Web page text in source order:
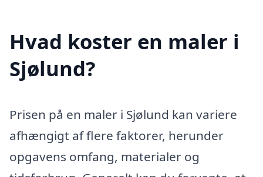
Hvad koster en maler i
Sjølund?
Prisen på en maler i Sjølund kan variere
afhængigt af flere faktorer, herunder
opgavens omfang, materialer og